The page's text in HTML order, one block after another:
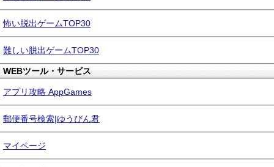
怖い脱出ゲームTOP30
難しい脱出ゲームTOP30
WEBツール・サービス
アプリ攻略 AppGames
郵便番号検索|ゆうびん君
マイページ